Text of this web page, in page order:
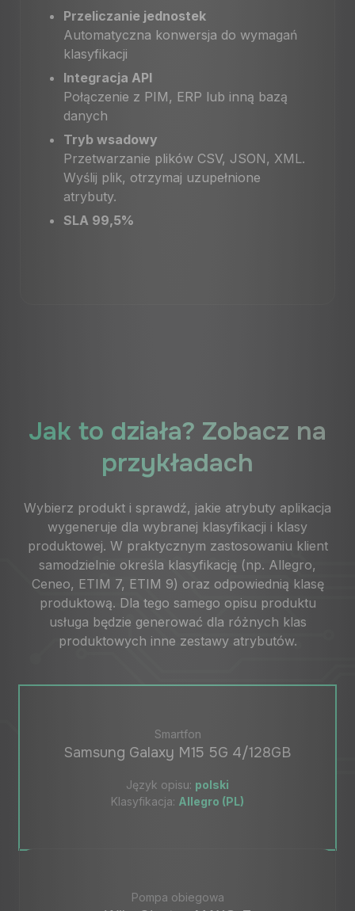
Przeliczanie jednostek
Automatyczna konwersja do wymagań
klasyfikacji
Integracja API
Połączenie z PIM, ERP lub inną bazą
danych
Tryb wsadowy
Przetwarzanie plików CSV, JSON, XML.
Wyślij plik, otrzymaj uzupełnione
atrybuty.
SLA 99,5%
Jak to działa? Zobacz na
przykładach
Wybierz produkt i sprawdź, jakie atrybuty aplikacja
wygeneruje dla wybranej klasyfikacji i klasy
produktowej. W praktycznym zastosowaniu klient
samodzielnie określa klasyfikację (np. Allegro,
Ceneo, ETIM 7, ETIM 9) oraz odpowiednią klasę
produktową. Dla tego samego opisu produktu
usługa będzie generować dla różnych klas
produktowych inne zestawy atrybutów.
Smartfon
Samsung Galaxy M15 5G 4/128GB
Język opisu: polski
Klasyfikacja: Allegro (PL)
Pompa obiegowa